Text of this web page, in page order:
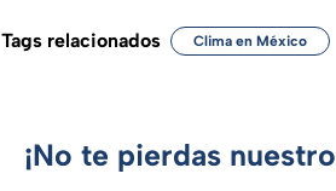
Tags relacionados Clima en México
¡No te pierdas